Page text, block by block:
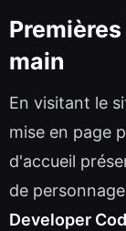
main
En visitant le
mise en page
d'accueil
de
Developer